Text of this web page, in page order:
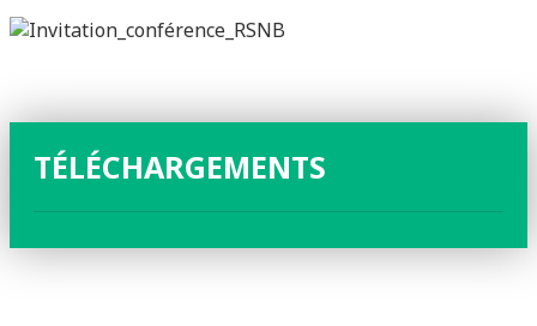
TÉLÉCHARGEMENTS